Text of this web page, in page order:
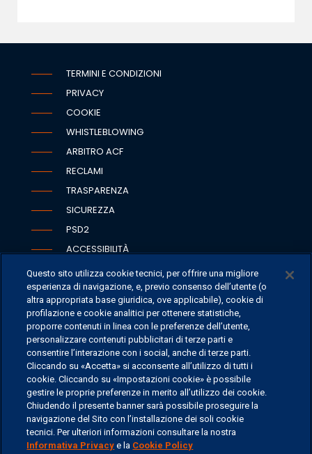
TERMINI E CONDIZIONI
PRIVACY
COOKIE
WHISTLEBLOWING
ARBITRO ACF
RECLAMI
TRASPARENZA
SICUREZZA
PSD2
ACCESSIBILITÀ
SEDI
CONTATTI
CONTATTI PER I MEDIA
FAQ
LAVORA CON NOI
©2026 ERSEL BANCA PRIVATA - P.IVA 11894590154
Questo sito utilizza cookie tecnici, per offrire una migliore
esperienza di navigazione, e, previo consenso dell’utente (o
altra appropriata base giuridica, ove applicabile), cookie di
profilazione e cookie analitici per ottenere statistiche,
proporre contenuti in linea con le preferenze dell’utente,
personalizzare contenuti pubblicitari di terze parti e
consentire l’interazione con i social, anche di terze parti.
Cliccando su «Accetta» si acconsente all’utilizzo di tutti i
cookie. Cliccando su «Impostazioni cookie» è possibile
gestire le proprie preferenze in merito all’utilizzo dei cookie.
Chiudendo il presente banner sarà possibile proseguire la
navigazione del Sito con l’installazione dei soli cookie
tecnici. Per ulteriori informazioni consultare la nostra
Informativa Privacy e la Cookie Policy